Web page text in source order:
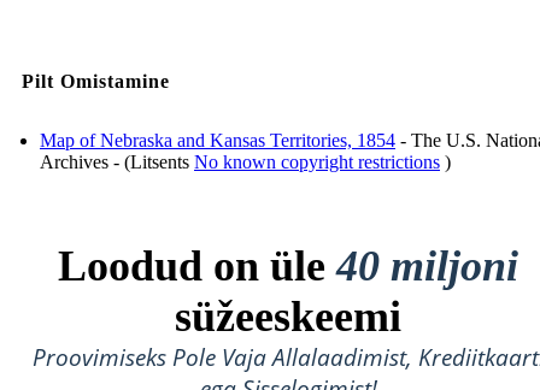
Pilt Omistamine
Map of Nebraska and Kansas Territories, 1854 - The U.S.
Archives - (Litsents No known copyright restrictions )
Loodud on üle40 miljoni
süžeeskeemi
Proovimiseks Pole Vaja Allalaadimist,